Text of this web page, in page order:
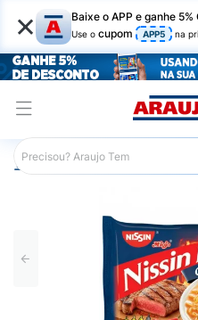
× Baixe o APP e ganhe 5%
Use o cupom APP5 na
Araujo Mercado